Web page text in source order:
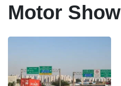
Motor Show